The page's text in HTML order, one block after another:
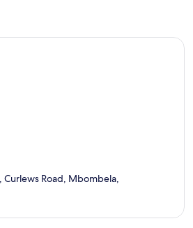
Curlews Road, Mbombela,